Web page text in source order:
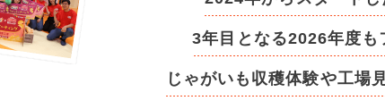
3年目となる2026年度も
じゃがいも収穫体験や工場見